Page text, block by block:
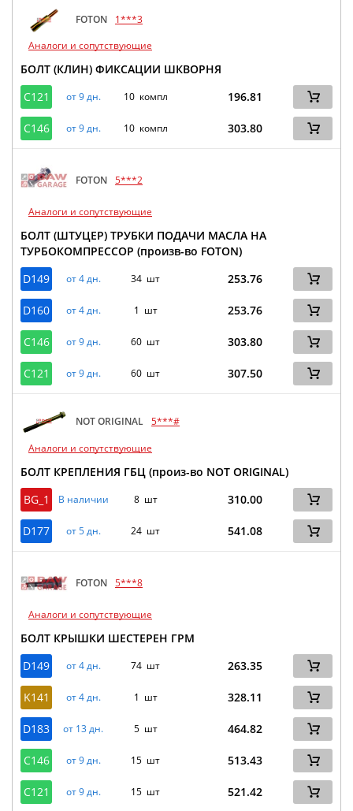
FOTON
1***3
Аналоги и сопутствующие
БОЛТ (КЛИН) ФИКСАЦИИ ШКВОРНЯ
C121
от 9 дн. 10 компл 196.81
C146 от 9 дн. 10 компл 303.80
FOTON 5***2
Аналоги и сопутствующие
БОЛТ (ШТУЦЕР) ТРУБКИ ПОДАЧИ МАСЛА НА
ТУРБОКОМПРЕССОР (произв-во FOTON)
D149
от 4 дн. 34 шт 253.76
D160 от 4 дн. 1 шт 253.76
C146 от 9 дн. 60 шт 303.80
C121 от 9 дн. 60 шт 307.50
NOT ORIGINAL 5***#
Аналоги и сопутствующие
БОЛТ КРЕПЛЕНИЯ ГБЦ (произ-во NOT ORIGINAL)
BG_1
В наличии 8 шт 310.00
D177 от 5 дн. 24 шт 541.08
FOTON 5***8
Аналоги и сопутствующие
БОЛТ КРЫШКИ ШЕСТЕРЕН ГРМ
D149
от 4 дн. 74 шт 263.35
K141 от 4 дн. 1 шт 328.11
D183 от 13 дн. 5 шт 464.82
C146 от 9 дн. 15 шт 513.43
C121 от 9 дн. 15 шт 521.42